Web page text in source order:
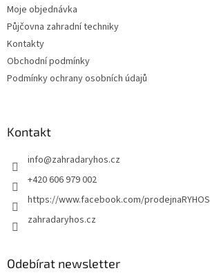
Moje objednávka
Půjčovna zahradní techniky
Kontakty
Obchodní podmínky
Podmínky ochrany osobních údajů
Kontakt
info@zahradaryhos.cz
+420 606 979 002
https://www.facebook.com/prodejnaRYHOS
zahradaryhos.cz
Odebírat newsletter